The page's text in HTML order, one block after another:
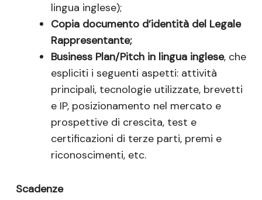
lingua inglese);
Copia documento d’identità del Legale
Rappresentante;
Business Plan/Pitch in lingua inglese, che
espliciti i seguenti aspetti: attività
principali, tecnologie utilizzate, brevetti
e IP, posizionamento nel mercato e
prospettive di crescita, test e
certificazioni di terze parti, premi e
riconoscimenti, etc.
Scadenze